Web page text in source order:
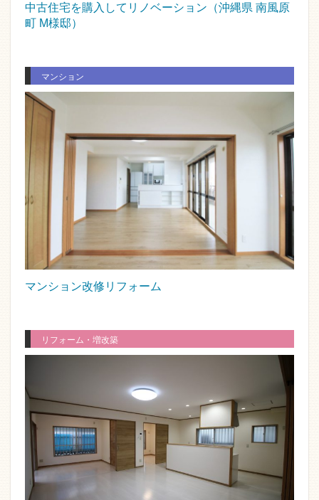
中古住宅を購入してリノベーション（沖縄県 南風原
町 M様邸）
マンション
マンション改修リフォーム
リフォーム・増改築